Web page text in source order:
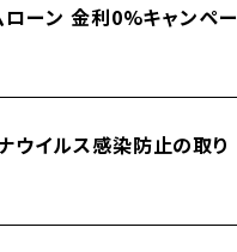
ローン 金利0%キャンペー
ウイルス感染防止の取り